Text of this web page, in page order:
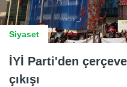
Siyaset
İYİ Parti'den
çıkışı